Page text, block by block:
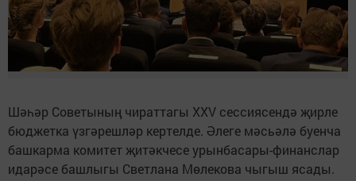
Шәһәр Советының чираттагы XXV сессиясендә җирле
бюджетка үзгәрешләр кертелде. Әлеге мәсьәлә буенча
башкарма комитет җитәкчесе урынбасары-финанслар
идарәсе башлыгы Светлана Мөлекова чыгыш ясады.